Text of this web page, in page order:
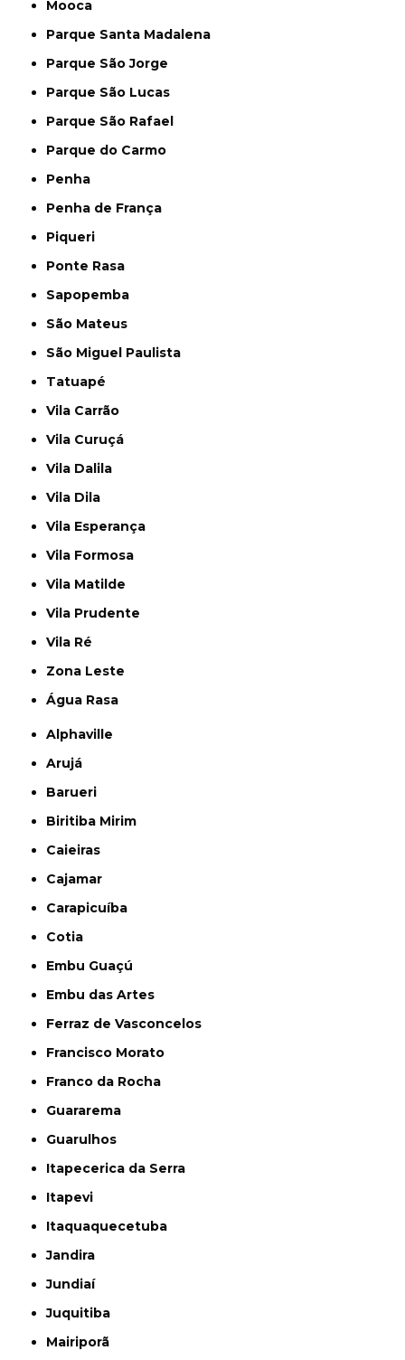
Mooca
Parque Santa Madalena
Parque São Jorge
Parque São Lucas
Parque São Rafael
Parque do Carmo
Penha
Penha de França
Piqueri
Ponte Rasa
Sapopemba
São Mateus
São Miguel Paulista
Tatuapé
Vila Carrão
Vila Curuçá
Vila Dalila
Vila Dila
Vila Esperança
Vila Formosa
Vila Matilde
Vila Prudente
Vila Ré
Zona Leste
Água Rasa
Alphaville
Arujá
Barueri
Biritiba Mirim
Caieiras
Cajamar
Carapicuíba
Cotia
Embu Guaçú
Embu das Artes
Ferraz de Vasconcelos
Francisco Morato
Franco da Rocha
Guararema
Guarulhos
Itapecerica da Serra
Itapevi
Itaquaquecetuba
Jandira
Jundiaí
Juquitiba
Mairiporã